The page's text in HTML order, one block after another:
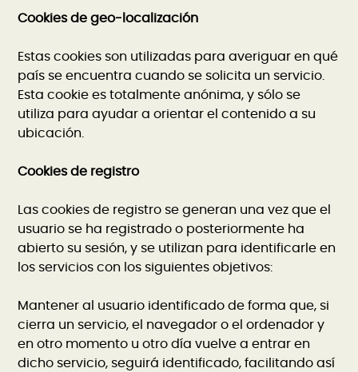
Cookies de geo-localización
Estas cookies son utilizadas para averiguar en qué
país se encuentra cuando se solicita un servicio.
Esta cookie es totalmente anónima, y sólo se
utiliza para ayudar a orientar el contenido a su
ubicación.
Cookies de registro
Las cookies de registro se generan una vez que el
usuario se ha registrado o posteriormente ha
abierto su sesión, y se utilizan para identificarle en
los servicios con los siguientes objetivos:
Mantener al usuario identificado de forma que, si
cierra un servicio, el navegador o el ordenador y
en otro momento u otro día vuelve a entrar en
dicho servicio, seguirá identificado, facilitando así